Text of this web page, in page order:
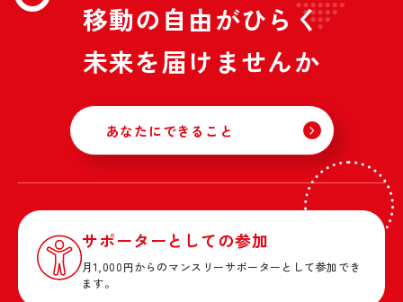
移動の自由がひらく
未来を届けませんか
あなたにできること
サポーターとしての参加
月1,000円からのマンスリーサポーターとして参加でき
ます。